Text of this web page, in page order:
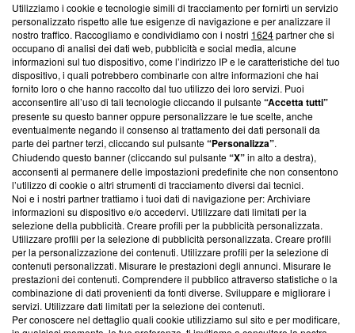
Questa sezione offre informazioni trasparenti su Blasting
News, sui nostri processi editoriali e su come ci impegniamo a
creare news di qualità. Inoltre, afferma la nostra aderenza a
‘Trust Project - News with Integrity’Blasting News non è
ancora membro del programma, ma ha richiesto di farne
parte; Trust Project non ha ancora effettuato una verifica di
conformità agli standard.
Su di noi
Team editoriale
Corporate
Redazione
Informativa Privacy
Cookie Policy
Blasting SA, IDI CHE-247.845.224, Via Carlo Frasca, 3 - 6900
Lugano (Svizzera) Tel:+39 0690258937
Utilizziamo i cookie e tecnologie simili di tracciamento per fornirti un servizio
personalizzato rispetto alle tue esigenze di navigazione e per analizzare il
nostro traffico. Raccogliamo e condividiamo con i nostri 1624partner che si
occupano di analisi dei dati web, pubblicità e social media, alcune
informazioni sul tuo dispositivo, come l’indirizzo IP e le caratteristiche del tuo
dispositivo, i quali potrebbero combinarle con altre informazioni che hai
fornito loro o che hanno raccolto dal tuo utilizzo dei loro servizi. Puoi
acconsentire all’uso di tali tecnologie cliccando il pulsante“Accetta tutti”
presente su questo banner oppure personalizzare le tue scelte, anche
eventualmente negando il consenso al trattamento dei dati personali da
parte dei partner terzi, cliccando sul pulsante“Personalizza”.
Chiudendo questo banner (cliccando sul pulsante“X”in alto a destra),
acconsenti al permanere delle impostazioni predefinite che non consentono
l’utilizzo di cookie o altri strumenti di tracciamento diversi dai tecnici.
Noi e i nostri partner trattiamo i tuoi dati di navigazione per: Archiviare
informazioni su dispositivo e/o accedervi. Utilizzare dati limitati per la
selezione della pubblicità. Creare profili per la pubblicità personalizzata.
Utilizzare profili per la selezione di pubblicità personalizzata. Creare profili
per la personalizzazione dei contenuti. Utilizzare profili per la selezione di
contenuti personalizzati. Misurare le prestazioni degli annunci. Misurare le
prestazioni dei contenuti. Comprendere il pubblico attraverso statistiche o la
combinazione di dati provenienti da fonti diverse. Sviluppare e migliorare i
servizi. Utilizzare dati limitati per la selezione dei contenuti.
Per conoscere nel dettaglio quali cookie utilizziamo sul sito e per modificare,